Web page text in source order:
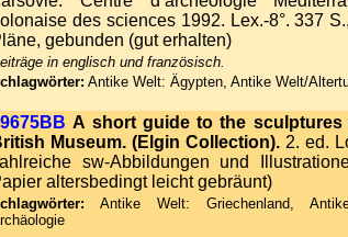
des sciences 1992. Lex.-8°. 337
gebunden (gut erhalten)
in englisch und französisch.
Antike Welt: Ägypten, Antike Welt/
A short guide to the
Museum. (Elgin Collection). 2. ed.
sw-Abbildungen und
altersbedingt leicht gebräunt)
Antike Welt: Griechenland, Antike